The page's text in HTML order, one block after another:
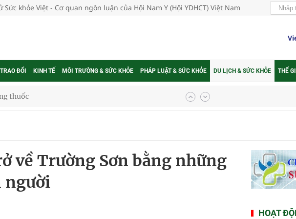
Sức khỏe Việt - Cơ quan ngôn luận của Hội Nam Y (Hội YDHCT) Việt Nam
ĐỔI KINH TẾ MÔI TRƯỜNG & SỨC KHỎE PHÁP LUẬT & SỨC KHỎE DU LỊCH & SỨC KHỎE THẾ
thuốc
khám sàng lọc cho người dân
cực hiệu quả
gia
về Trường Sơn bằng những
người
HOẠT